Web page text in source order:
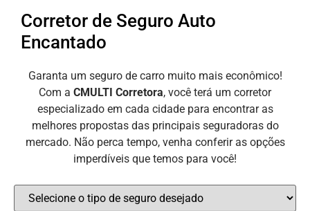
Corretor de Seguro Auto
Encantado
Garanta um seguro de carro muito mais econômico!
Com a CMULTI Corretora, você terá um corretor
especializado em cada cidade para encontrar as
melhores propostas das principais seguradoras do
mercado. Não perca tempo, venha conferir as opções
imperdíveis que temos para você!